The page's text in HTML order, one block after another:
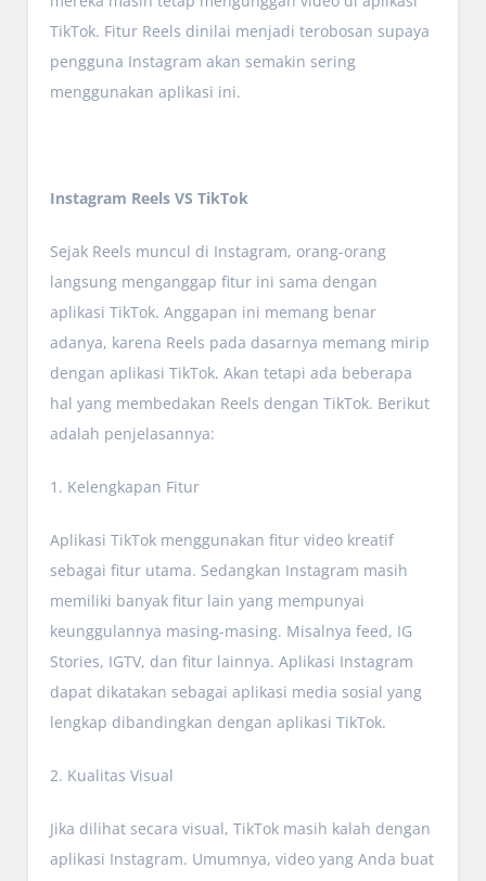
TikTok. Fitur Reels dinilai menjadi terobosan supaya
pengguna Instagram akan semakin sering
menggunakan aplikasi ini.
Instagram Reels VS TikTok
Sejak Reels muncul di Instagram, orang-orang
langsung menganggap fitur ini sama dengan
aplikasi TikTok. Anggapan ini memang benar
adanya, karena Reels pada dasarnya memang mirip
dengan aplikasi TikTok. Akan tetapi ada beberapa
hal yang membedakan Reels dengan TikTok. Berikut
adalah penjelasannya:
1. Kelengkapan Fitur
Aplikasi TikTok menggunakan fitur video kreatif
sebagai fitur utama. Sedangkan Instagram masih
memiliki banyak fitur lain yang mempunyai
keunggulannya masing-masing. Misalnya feed, IG
Stories, IGTV, dan fitur lainnya. Aplikasi Instagram
dapat dikatakan sebagai aplikasi media sosial yang
lengkap dibandingkan dengan aplikasi TikTok.
2. Kualitas Visual
Jika dilihat secara visual, TikTok masih kalah dengan
aplikasi Instagram. Umumnya, video yang Anda buat